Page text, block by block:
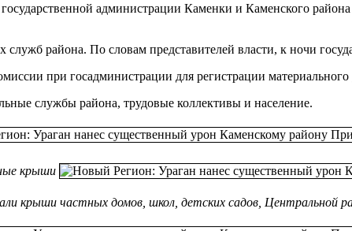
администрации Каменки и Каменского района
служб района. По словам представителей власти, к ночи
при госадминистрации для регистрации материального
службы района, трудовые коллективы и население.
крыши
крыши частных домов, школ, детских садов, Центральной